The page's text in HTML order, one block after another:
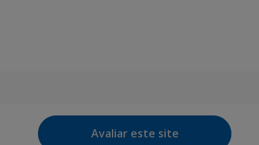
Avaliar este site